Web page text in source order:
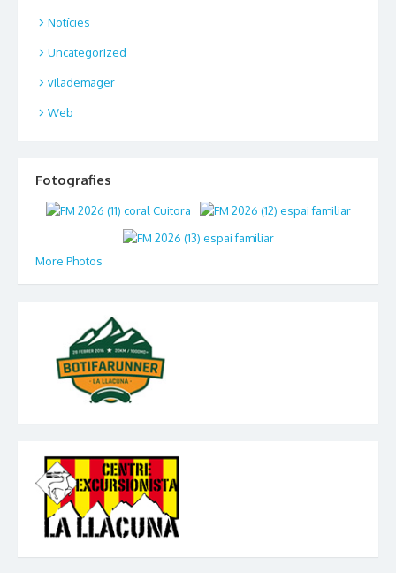
Notícies
Uncategorized
vilademager
Web
Fotografies
More Photos